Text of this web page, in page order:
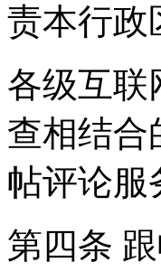
责本行政
各级互联
查相结合
帖评论服
第四条